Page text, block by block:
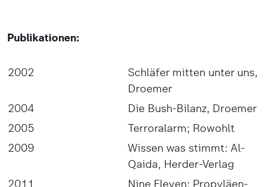
Publikationen:
2002
Schläfer mitten unter uns,
Droemer
2004
Die Bush-Bilanz, Droemer
2005
Terroralarm; Rowohlt
2009
Wissen was stimmt: Al-
Qaida, Herder-Verlag
2011
Nine Eleven; Propyläen-